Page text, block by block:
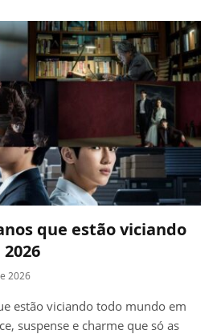
que estão viciando
2026
estão viciando todo mundo em
suspense e charme que só as